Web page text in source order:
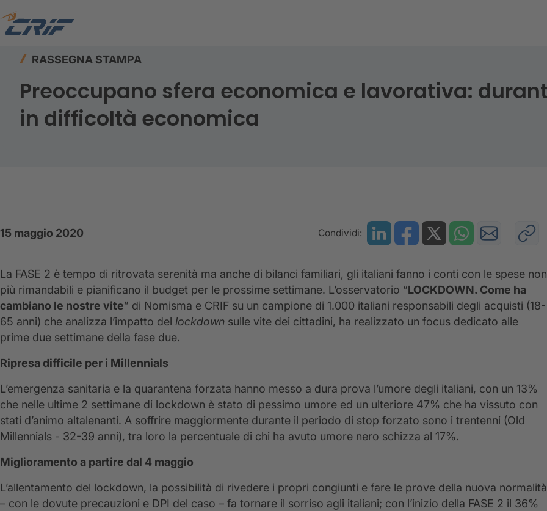
Home
RASSEGNA STAMPA
Preoccupano sfera economica e lavorativa:
in difficoltà economica
15 maggio 2020 Condividi:
La FASE 2 è tempo di ritrovata serenità ma anche di bilanci familiari, gli italiani fanno i conti con le spese non
più rimandabili e pianificano il budget per le prossime settimane. L’osservatorio “LOCKDOWN. Come ha
cambiano le nostre vite” di Nomisma e CRIF su un campione di 1.000 italiani responsabili degli acquisti (18-
65 anni) che analizza l’impatto del lockdown sulle vite dei cittadini, ha realizzato un focus dedicato alle
prime due settimane della fase due.
Ripresa difficile per i Millennials
L’emergenza sanitaria e la quarantena forzata hanno messo a dura prova l’umore degli italiani, con un 13%
che nelle ultime 2 settimane di lockdown è stato di pessimo umore ed un ulteriore 47% che ha vissuto con
stati d’animo altalenanti. A soffrire maggiormente durante il periodo di stop forzato sono i trentenni (Old
Millennials - 32-39 anni), tra loro la percentuale di chi ha avuto umore nero schizza al 17%.
Miglioramento a partire dal 4 maggio
L’allentamento del lockdown, la possibilità di rivedere i propri congiunti e fare le prove della nuova normalità
– con le dovute precauzioni e DPI del caso – fa tornare il sorriso agli italiani; con l’inizio della FASE 2 il 36%